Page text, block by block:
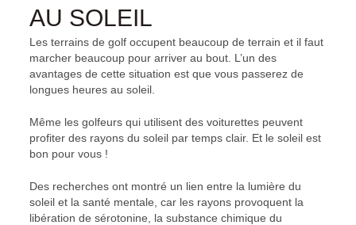
AU SOLEIL
Les terrains de golf occupent beaucoup de terrain et il faut
marcher beaucoup pour arriver au bout. L’un des
avantages de cette situation est que vous passerez de
longues heures au soleil.
Même les golfeurs qui utilisent des voiturettes peuvent
profiter des rayons du soleil par temps clair. Et le soleil est
bon pour vous !
Des recherches ont montré un lien entre la lumière du
soleil et la santé mentale, car les rayons provoquent la
libération de sérotonine, la substance chimique du